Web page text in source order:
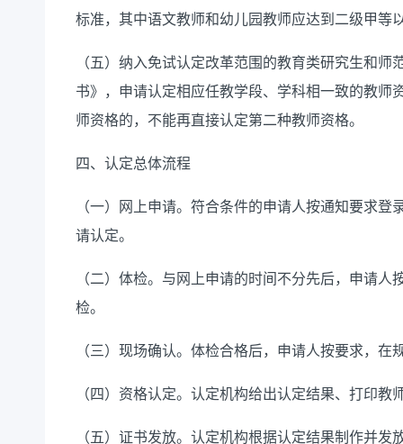
标准，其中语文教师和幼儿园教师应达到二级甲等
（五）纳入免试认定改革范围的教育类研究生和
书》，申请认定相应任教学段、学科相一致的教师
师资格的，不能再直接认定第二种教师资格。
四、认定总体流程
（一）网上申请。符合条件的申请人按通知要求登
请认定。
（二）体检。与网上申请的时间不分先后，申请
检。
（三）现场确认。体检合格后，申请人按要求，在
（四）资格认定。认定机构给出认定结果、打印教
（五）证书发放。认定机构根据认定结果制作并发